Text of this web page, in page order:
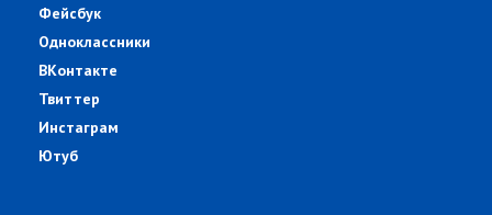
Фейсбук
Одноклассники
ВКонтакте
Твиттер
Инстаграм
Ютуб